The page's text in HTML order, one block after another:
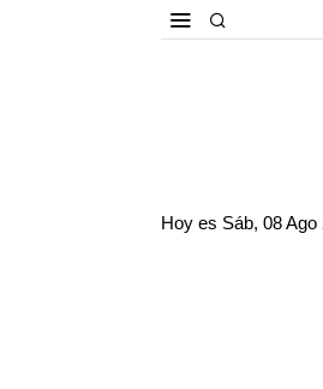
Hoy es Sáb, 08 Ago